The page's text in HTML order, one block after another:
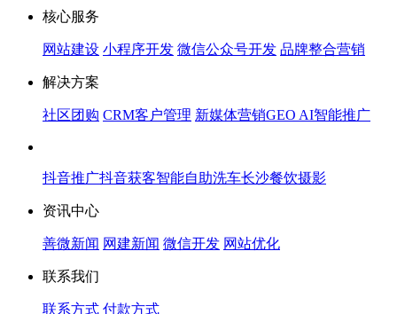
核心服务
网站建设 小程序开发 微信公众号开发 品牌整合营销
解决方案
社区团购 CRM客户管理 新媒体营销GEO AI智能推广
抖音推广抖音获客智能自助洗车长沙餐饮摄影
资讯中心
善微新闻 网建新闻 微信开发 网站优化
联系我们
联系方式 付款方式